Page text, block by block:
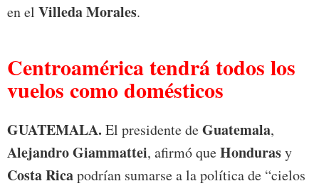
en el Villeda Morales.
Centroamérica tendrá todos los
vuelos como domésticos
GUATEMALA. El presidente deGuatemala,
Alejandro Giammattei, afirmó queHondurasy
Costa Ricapodrían sumarse a la política de “cielos